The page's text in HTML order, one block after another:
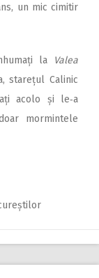
un mic cimitir
la
Valea
starețul Calinic
acolo și le‑a
mormintele